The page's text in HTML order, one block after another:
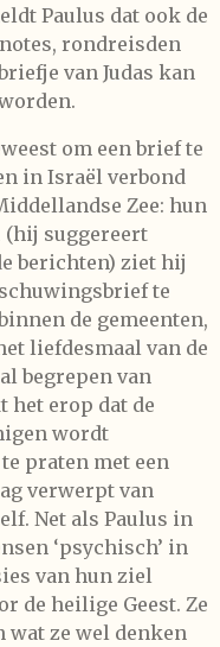
Paulus dat ook de
rondreisden
van Judas kan
om een brief te
in Israël verbond
Zee: hun
(hij suggereert
berichten) ziet hij
te
de gemeenten,
liefdesmaal van de
begrepen van
het erop dat de
wordt
praten met een
verwerpt van
Net als Paulus in
‘psychisch’ in
van hun ziel
de heilige Geest. Ze
wat ze wel denken